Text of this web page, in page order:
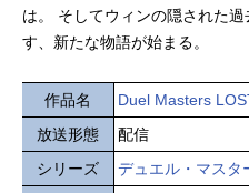
は。 そしてウィンの隠された
す、新たな物語が始まる。
作品名
Duel Masters
放送形態
配信
シリーズ
デュエル・マスタ